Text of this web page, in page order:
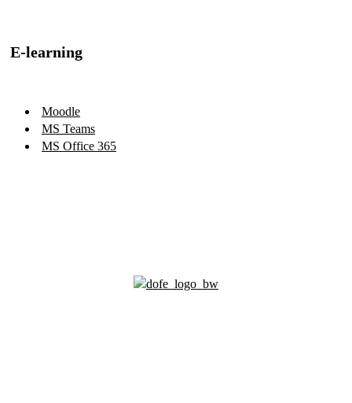
E-learning
Moodle
MS Teams
MS Office 365